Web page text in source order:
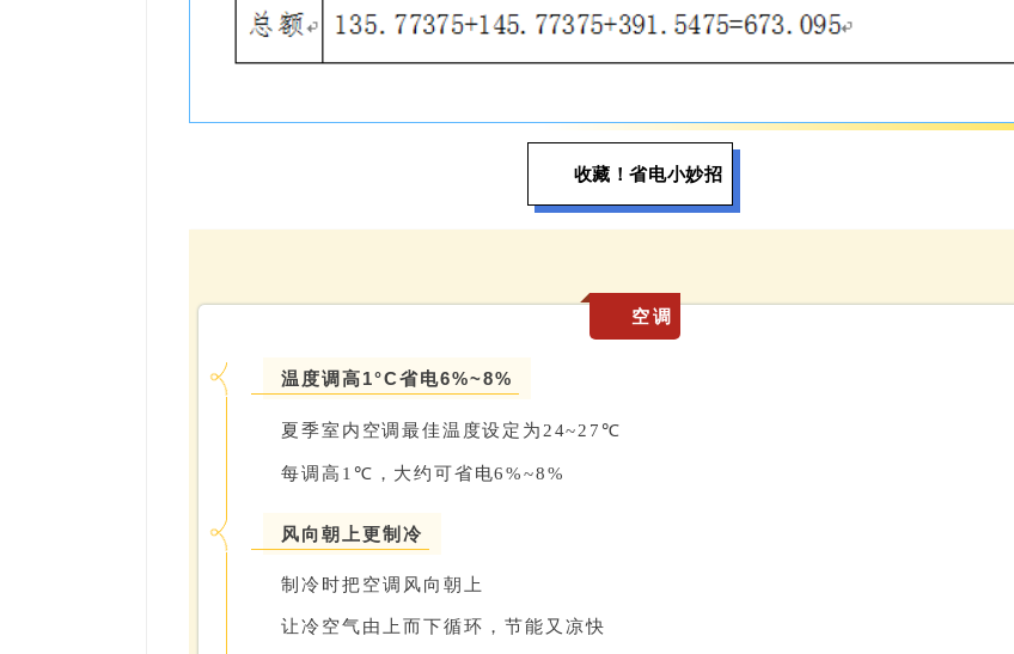
收藏！省电小妙招
空调
温度调高1°C省电6%~8%
夏季室内空调最佳温度设定为24~27℃
每调高1 ℃ ，大约可省电6%~8%
风向朝上更制冷
制冷时把空调风向朝上
让冷空气由上而下循环，节能又凉快